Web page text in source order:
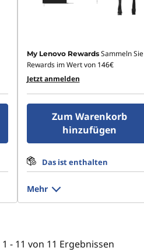
My Lenovo Rewards Sammeln Sie
Rewards im Wert von 146€
Jetzt anmelden
Zum Warenkorb
hinzufügen
Das ist enthalten
Mehr
1 - 11 von 11 Ergebnissen